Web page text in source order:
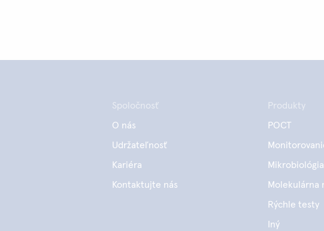
Spoločnosť
O nás
Udržateľnosť
Kariéra
Kontaktujte nás
Produkty
POCT
Mikrobiológia
Molekulárna
Rýchle testy
Iný